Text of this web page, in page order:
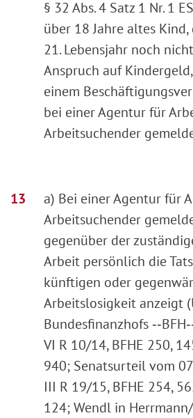
§ 32 Abs. 4 Satz 1 Nr. 1
über 18 Jahre altes Kind,
21. Lebensjahr noch
Anspruch auf
einem
bei einer Agentur für
Arbeitsuchender
a) Bei einer Agentur für
Arbeitsuchender
gegenüber der
Arbeit persönlich die
künftigen oder
Arbeitslosigkeit anzeigt
Bundesfinanzhofs
VI R 10/14, BFHE 250,
940; Senatsurteil vom
III R 19/15, BFHE 254,
124; Wendl in